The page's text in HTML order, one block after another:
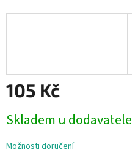
105 Kč
cena:
Skladem u dodavatele
Možnosti doručení